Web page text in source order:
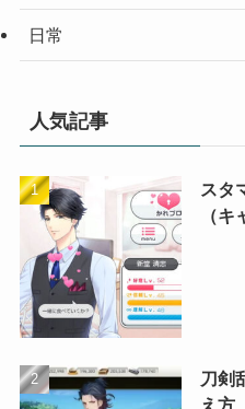
日常
人気記事
スタ
（キ
刀剣
え方